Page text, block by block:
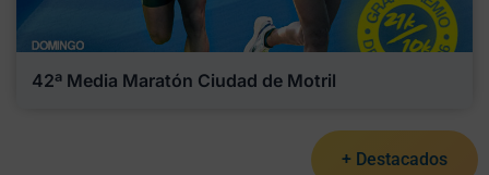
42ª Media Maratón Ciudad de Motril
+ Destacados